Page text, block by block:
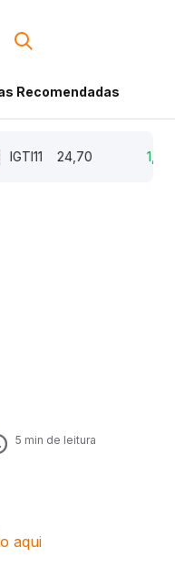
Recomendadas
IGTI11 24,70
5 min de leitura
aqui